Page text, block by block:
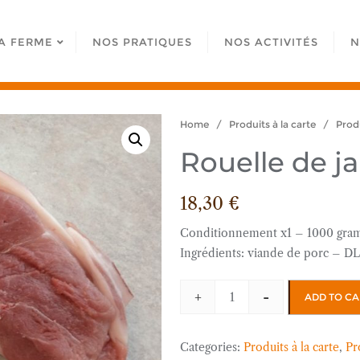
FERME NOS PRATIQUES NOS ACTIVITÉS
Home / Produits à la carte /
Rouelle de
18,30 €
Conditionnement x1 – 1000
Ingrédients: viande de porc –
+
jambon
- ADD TO
Categories: Produits à la carte,